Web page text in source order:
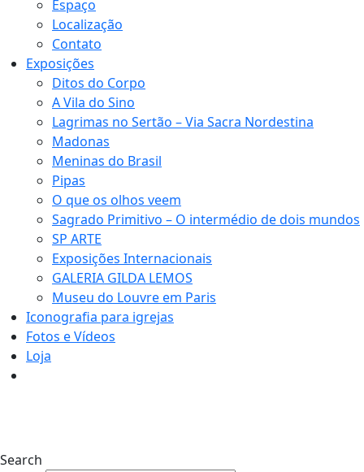
Espaço
Localização
Contato
Exposições
Ditos do Corpo
A Vila do Sino
Lagrimas no Sertão – Via Sacra Nordestina
Madonas
Meninas do Brasil
Pipas
O que os olhos veem
Sagrado Primitivo – O intermédio de dois mundos
SP ARTE
Exposições Internacionais
GALERIA GILDA LEMOS
Museu do Louvre em Paris
Iconografia para igrejas
Fotos e Vídeos
Loja
Search